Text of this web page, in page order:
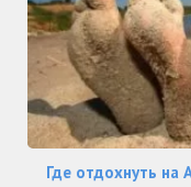
Где отдохнуть на